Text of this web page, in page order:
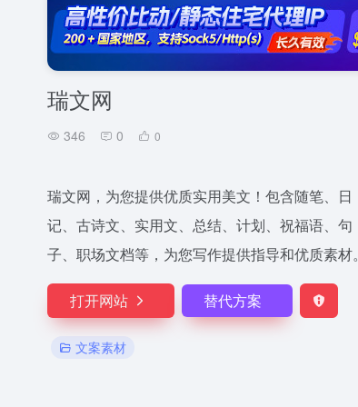
瑞文网
346 0 0
瑞文网，为您提供优质实用美文！包含随笔、日
记、古诗文、实用文、总结、计划、祝福语、句
子、职场文档等，为您写作提供指导和优质素材。
打开网站 替代方案
文案素材